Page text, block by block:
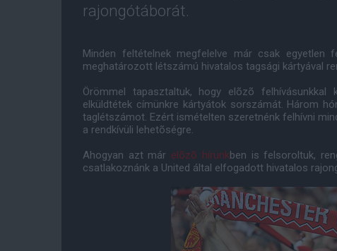
rajongótáborát.
Minden feltételnek megfelelve már csak egyetlen
meghatározott létszámú hivatalos tagsági kártyával
Örömmel tapasztaltuk, hogy elõzõ
elküldtétek címünkre kártyátok sorszámát. Három
taglétszámot. Ezért ismételten szeretnénk felhívni
a rendkívüli lehetõségre.
Ahogyan azt már elõzõ hírünkben is felsoroltuk,
csatlakoznánk a United által elfogadott hivatalos